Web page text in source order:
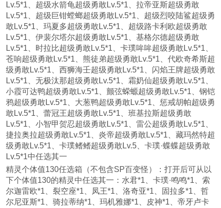
Lv.5*1、超级水箭龟超级勇敢Lv.5*1、拉帝亚斯超级勇敢
Lv.5*1、超级巨钳螳螂超级勇敢Lv.5*1、超级烈咬陆鲨超级勇
敢Lv.5*1、玛夏多超级勇敢Lv.5*1、超级路卡利欧超级勇敢
Lv.5*1、伊裴尔塔尔超级勇敢Lv.5*1、基格尔德超级勇敢
Lv.5*1、时拉比超级勇敢Lv.5*1、卡璞哞哞超级勇敢Lv.5*1、
苍响超级勇敢Lv.5*1、熊徒弟超级勇敢Lv.5*1、代欧奇希斯超
级勇敢Lv.5*1、西狮海壬超级勇敢Lv.5*1、闪焰王牌超级勇敢
Lv.5*1、无极汰那超级勇敢Lv.5*1、霜奶仙超级勇敢Lv.5*1、
小霞可达鸭超级勇敢Lv.5*1、颤弦蝾螈超级勇敢Lv.5*1、钢铠
鸦超级勇敢Lv.5*1、大葱鸭超级勇敢Lv.5*1、惩戒胡帕超级勇
敢Lv.5*1、蕾冠王超级勇敢Lv.5*1、班基拉斯超级勇敢
Lv.5*1、小智甲贺忍超级勇敢Lv.5*1、雷公超级勇敢Lv.5*1、
捷拉奥拉超级勇敢Lv.5*1、炎帝超级勇敢Lv.5*1、藏玛然特超
级勇敢Lv.5*1、卡璞鳍鳍超级勇敢Lv.5、卡璞·蝶蝶超级勇敢
Lv.5*1中任选其一
精灵个体值130任选箱（不包含SP百变怪）：打开后可从以
下个体值130的精灵中任选其一：水君*1、卡璞·鸣鸣*1、索
尔迦雷欧*1、裂空座*1、凤王*1、洛奇亚*1、固拉多*1、哲
尔尼亚斯*1、骑拉蒂纳*1、玛机雅娜*1、皮神*1、帝牙卢卡